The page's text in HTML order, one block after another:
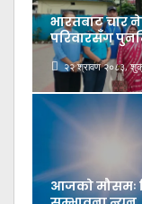
भारतबाट चार
परिवारसँग
२२ श्रावण २०८३,
आजको मौसमः